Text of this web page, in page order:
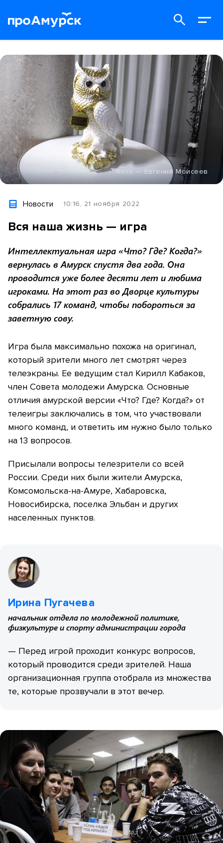
Фото — Евгений Моисеев
Новости 10:16, 21 ноября 2022
Вся наша жизнь — игра
Интеллектуальная игра «Что? Где? Когда?»
вернулась в Амурск спустя два года. Она
проводится уже более десяти лет и любима
игроками. На этот раз во Дворце культуры
собрались 17 команд, чтобы побороться за
заветную сову.
Игра была максимально похожа на оригинал,
который зрители много лет смотрят через
телеэкраны. Ее ведущим стал Кирилл Кабаков,
член Совета молодежи Амурска. Основные
отличия амурской версии «Что? Где? Когда?» от
телеигры заключались в том, что участвовали
много команд, и ответить им нужно было только
на 13 вопросов.
Присылали вопросы телезрители со всей
России. Среди них были жители Амурска,
Комсомольска-на-Амуре, Хабаровска,
Новосибирска, поселка Эльбан и других
населенных пунктов.
Ирина Пугачева
начальник отдела по молодежной политике,
физкультуре и спорту администрации города
— Перед игрой проходит конкурс вопросов,
который проводится среди зрителей. Наша
организационная группа отобрала из множества
те, которые прозвучали в этот вечер.